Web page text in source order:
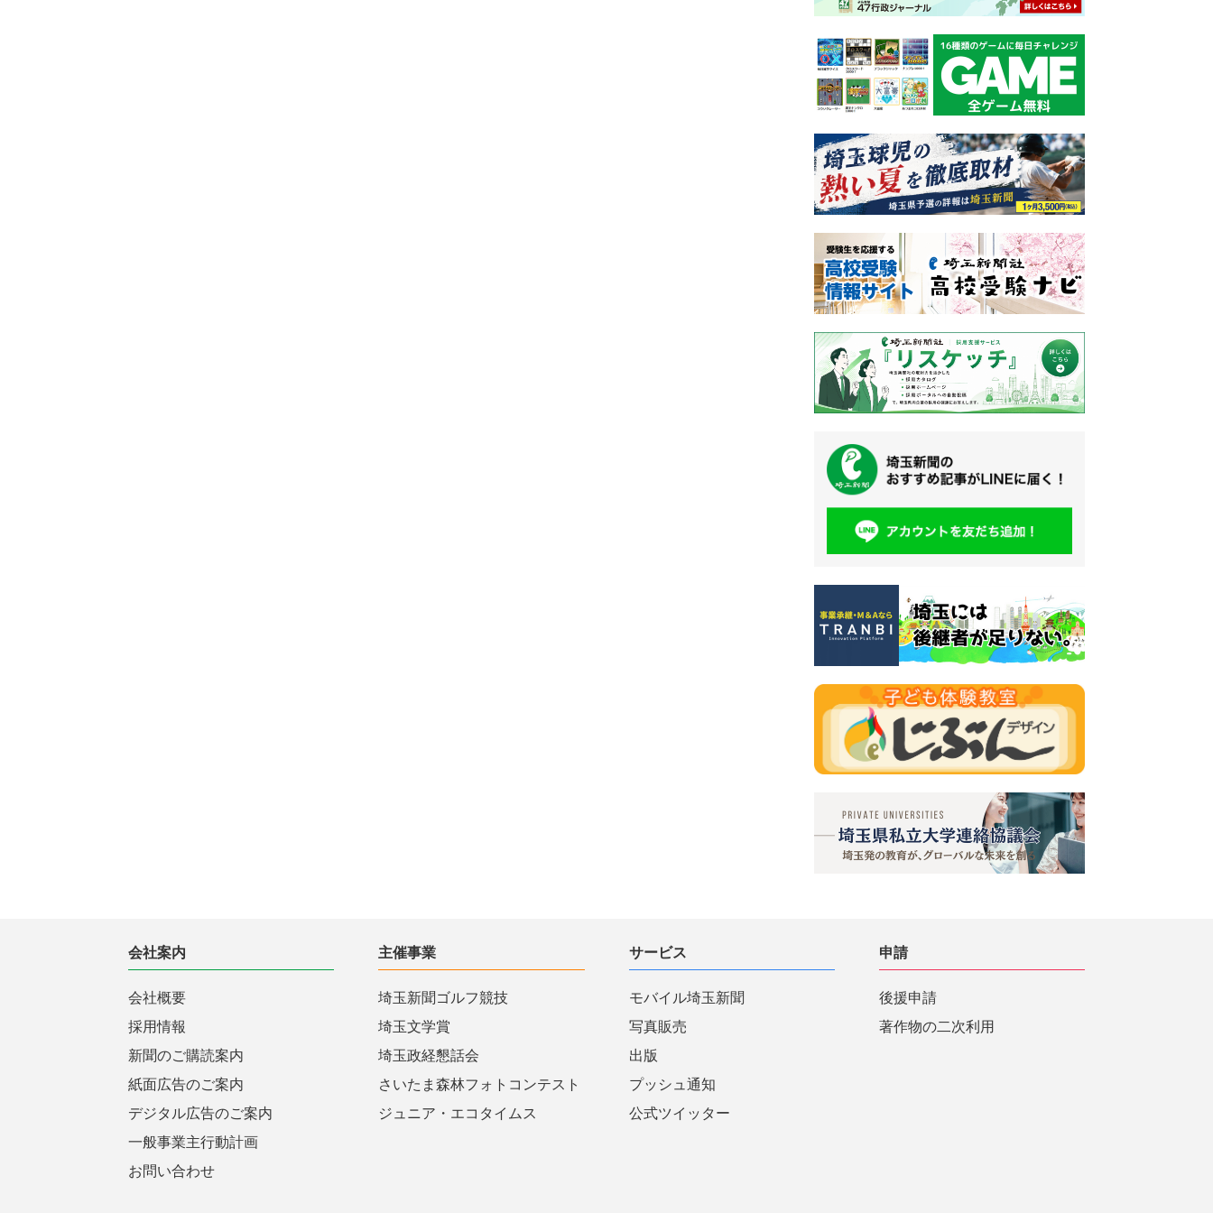
会社案内
会社概要
採用情報
新聞のご購読案内
紙面広告のご案内
デジタル広告のご案内
一般事業主行動計画
お問い合わせ
主催事業
埼玉新聞ゴルフ競技
埼玉文学賞
埼玉政経懇話会
さいたま森林フォトコンテスト
ジュニア・エコタイムス
サービス
モバイル埼玉新聞
写真販売
出版
プッシュ通知
公式ツイッター
申請
後援申請
著作物の二次利用